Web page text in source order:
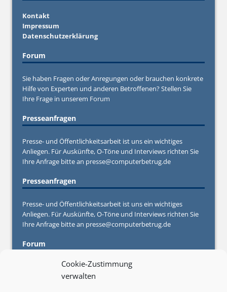
Cookie-Zustimmung
verwalten
Kontakt
Impressum
Datenschutzerklärung
Forum
Sie haben Fragen oder Anregungen oder brauchen konkrete
Hilfe von Experten und anderen Betroffenen? Stellen Sie
Ihre Frage in unserem Forum
Presseanfragen
Presse- und Öffentlichkeitsarbeit ist uns ein wichtiges
Anliegen. Für Auskünfte, O-Töne und Interviews richten Sie
Ihre Anfrage bitte an presse@computerbetrug.de
Presseanfragen
Presse- und Öffentlichkeitsarbeit ist uns ein wichtiges
Anliegen. Für Auskünfte, O-Töne und Interviews richten Sie
Ihre Anfrage bitte an presse@computerbetrug.de
Forum
Sie haben Fragen oder Anregungen oder brauchen konkrete
Hilfe von Experten und anderen Betroffenen? Stellen Sie